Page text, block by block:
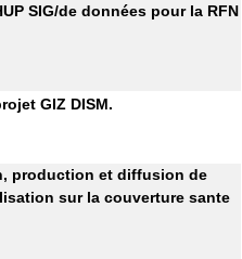
SIG/de données pour la RFN
GIZ DISM.
production et diffusion de
sur la couverture sante